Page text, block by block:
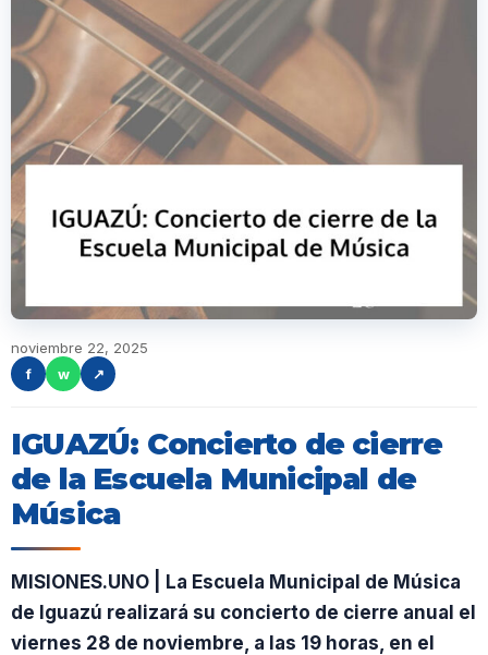
noviembre 22, 2025
f
w ↗
IGUAZÚ: Concierto de cierre
de la Escuela Municipal de
Música
MISIONES.UNO | La Escuela Municipal de Música
de Iguazú realizará su concierto de cierre anual el
viernes 28 de noviembre, a las 19 horas, en el